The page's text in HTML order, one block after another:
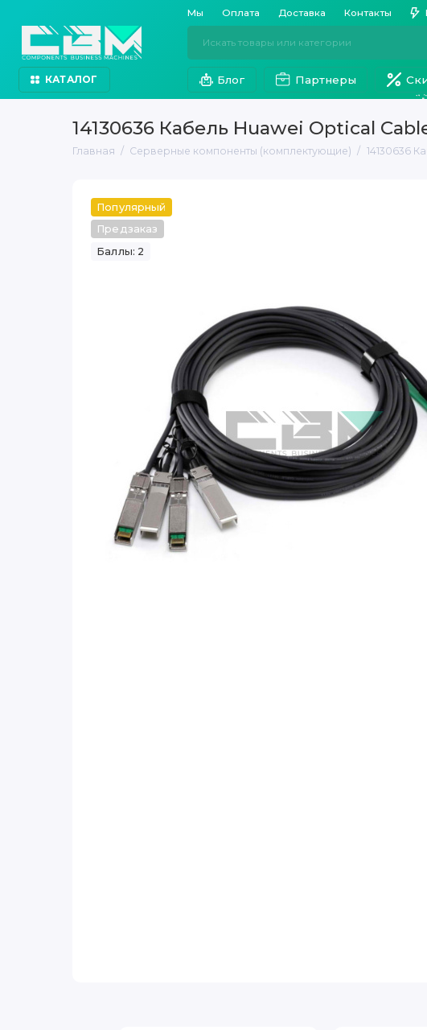
Мы Оплата Доставка Контакты
КАТАЛОГ Блог Партнеры
14130636 Кабель Huawei Optical
Главная Серверные компоненты (комплектующие) 14130636
Популярный
Предзаказ
Баллы: 2